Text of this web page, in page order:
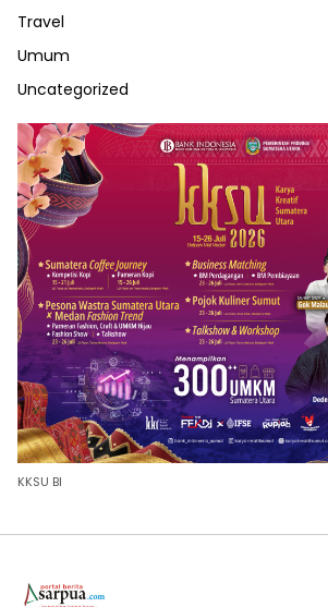
Travel
Umum
Uncategorized
KKSU BI